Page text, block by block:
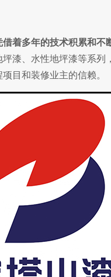
着多年的技术积累和不
漆、水性地坪漆等系列
目和装修业主的信赖。